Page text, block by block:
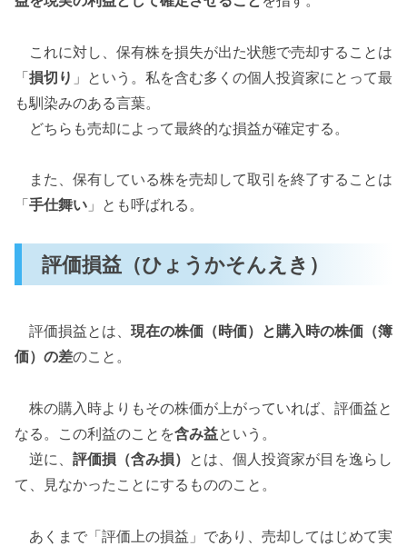
これに対し、保有株を損失が出た状態で売却することは
「損切り 」という。私を含む多くの個人投資家にとって最
も馴染みのある言葉。
どちらも売却によって最終的な損益が確定する。
また、保有している株を売却して取引を終了することは
「手仕舞い 」とも呼ばれる。
評価損益（ひょうかそんえき）
評価損益とは、 現在の株価（時価）と購入時の株価（簿
価）の差のこと。
株の購入時よりもその株価が上がっていれば、評価益と
なる。この利益のことを含み益という。
逆に、 評価損（含み損） とは、個人投資家が目を逸らし
て、見なかったことにするもののこと。
あくまで「評価上の損益」であり、売却してはじめて実